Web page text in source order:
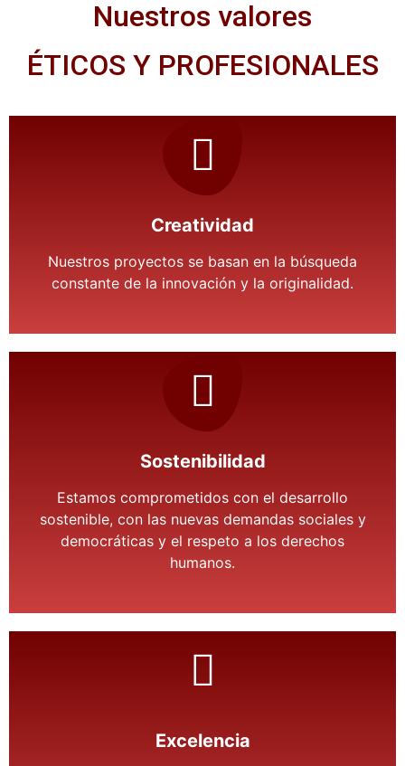
Nuestros valores
ÉTICOS Y PROFESIONALES
Creatividad
Nuestros proyectos se basan en la búsqueda
constante de la innovación y la originalidad.
Sostenibilidad
Estamos comprometidos con el desarrollo
sostenible, con las nuevas demandas sociales y
democráticas y el respeto a los derechos
humanos.
Excelencia